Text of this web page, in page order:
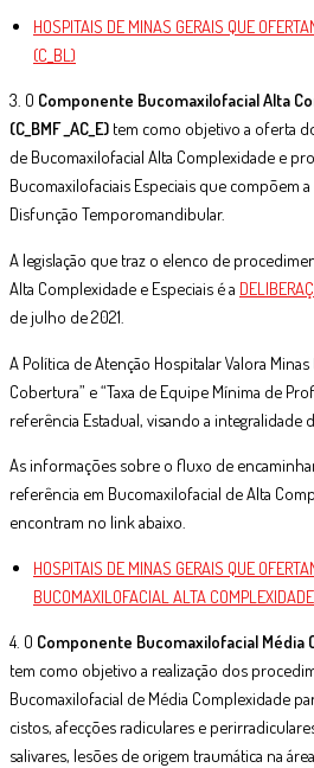
HOSPITAIS DE MINAS GERAIS QUE
(C_BL)
3. O Componente Bucomaxilofacial Alta
(C_BMF _AC_E) tem como objetivo a oferta
de Bucomaxilofacial Alta Complexidade e
Bucomaxilofaciais Especiais que compõem
Disfunção Temporomandibular.
A legislação que traz o elenco de
Alta Complexidade e Especiais é a
de julho de 2021.
A Política de Atenção Hospitalar Valora
Cobertura” e “Taxa de Equipe Mínima de
referência Estadual, visando a integralidade
As informações sobre o fluxo de
referência em Bucomaxilofacial de Alta
encontram no link abaixo.
HOSPITAIS DE MINAS GERAIS QUE
BUCOMAXILOFACIAL ALTA
4. O Componente Bucomaxilofacial Média
tem como objetivo a realização dos
Bucomaxilofacial de Média Complexidade
cistos, afecções radiculares e
salivares, lesões de origem traumática na